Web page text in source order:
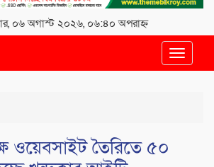
০৬ অগাস্ট ২০২৬, ০৬:৪০ অপরাহ্ন
Toggle
ওয়েবসাইট তৈরিতে ৫০